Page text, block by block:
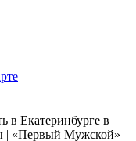
в Екатеринбурге в
| «Первый Мужской»